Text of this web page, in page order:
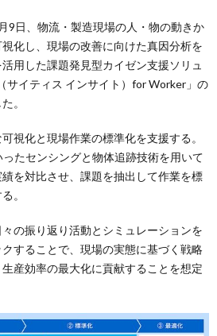
9日、物流・製造現場の人・物の動きか
化し、現場の改善に向けた真因分析を
用した課題発見型カイゼン支援ソリュ
サイティス インサイト）for Worker」の
。
視化と現場作業の標準化を支援する。
たセンシングと物体追跡技術を用いて
を対比させ、課題を抽出して作業を標
。
の振り返り活動とシミュレーションを
することで、現場の実態に基づく戦略
産効率の最大化に貢献することを想定